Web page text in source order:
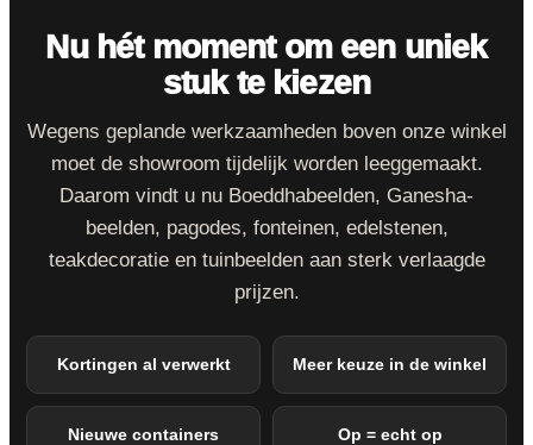
Nu hét moment om een uniek
stuk te kiezen
Wegens geplande werkzaamheden boven onze winkel
moet de showroom tijdelijk worden leeggemaakt.
Daarom vindt u nu Boeddhabeelden, Ganesha-
beelden, pagodes, fonteinen, edelstenen,
teakdecoratie en tuinbeelden aan sterk verlaagde
prijzen.
Kortingen al verwerkt Meer keuze in de winkel
Nieuwe containers
Op = echt op